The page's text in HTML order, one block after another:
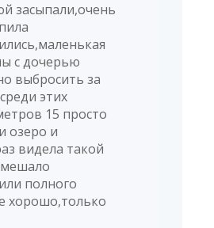
засыпали,очень
с дочерью
выбросить за
этих
15 просто
озеро и
видела такой
полного
хорошо,только